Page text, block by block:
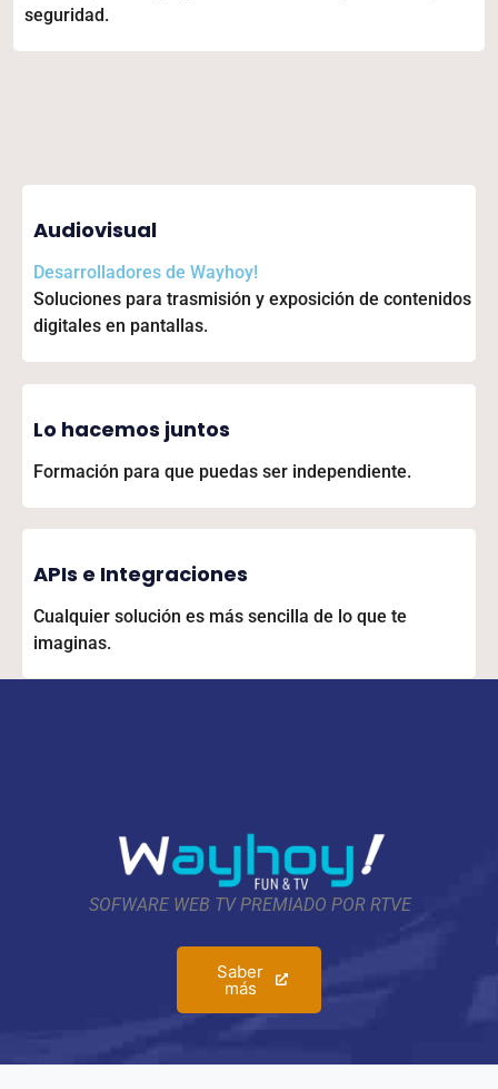
seguridad.
Audiovisual
Desarrolladores de Wayhoy!
Soluciones para trasmisión y exposición de contenidos
digitales en pantallas.
Lo hacemos juntos
Formación para que puedas ser independiente.
APIs e Integraciones
Cualquier solución es más sencilla de lo que te
imaginas.
SOFWARE WEB TV PREMIADO POR RTVE
Saber
más